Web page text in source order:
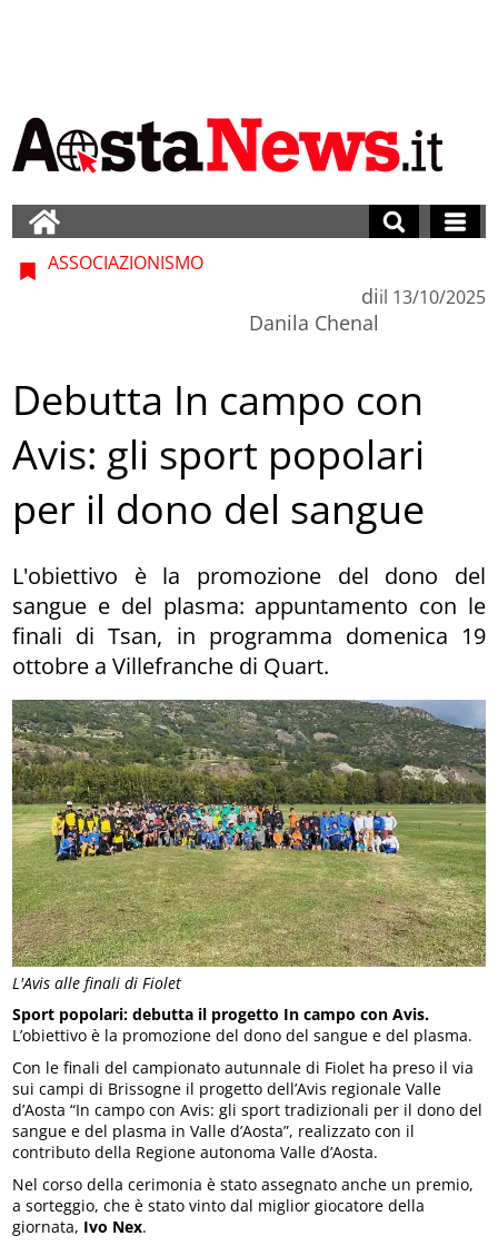
L'Avis alle finali di Fiolet
ASSOCIAZIONISMO
di
Danila Chenal
il 13/10/2025
Debutta In campo con
Avis: gli sport popolari
per il dono del sangue
L'obiettivo è la promozione del dono del
sangue e del plasma: appuntamento con le
finali di Tsan, in programma domenica 19
ottobre a Villefranche di Quart.
Sport popolari: debutta il progetto In campo con Avis.
L’obiettivo è la promozione del dono del sangue e del plasma.
Con le finali del campionato autunnale di Fiolet ha preso il via
sui campi di Brissogne il progetto dell’Avis regionale Valle
d’Aosta “In campo con Avis: gli sport tradizionali per il dono del
sangue e del plasma in Valle d’Aosta”, realizzato con il
contributo della Regione autonoma Valle d’Aosta.
Nel corso della cerimonia è stato assegnato anche un premio,
a sorteggio, che è stato vinto dal miglior giocatore della
giornata, Ivo Nex.